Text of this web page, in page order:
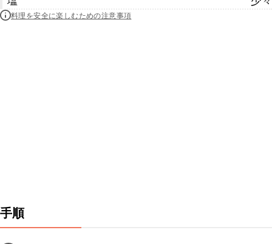
料理を安全に楽しむための注意事項
手順